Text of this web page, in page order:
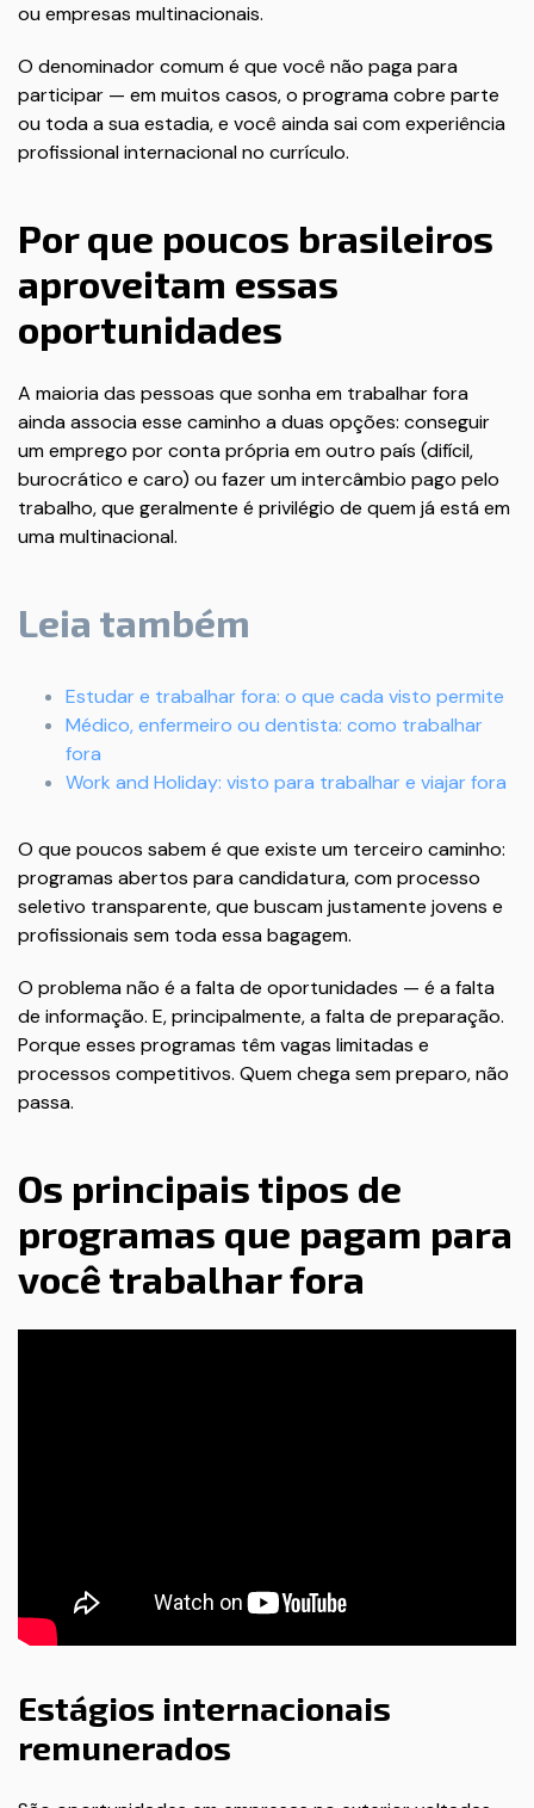
ou empresas multinacionais.
O denominador comum é que você não paga para
participar — em muitos casos, o programa cobre parte
ou toda a sua estadia, e você ainda sai com experiência
profissional internacional no currículo.
Por que poucos brasileiros
aproveitam essas
oportunidades
A maioria das pessoas que sonha em trabalhar fora
ainda associa esse caminho a duas opções: conseguir
um emprego por conta própria em outro país (difícil,
burocrático e caro) ou fazer um intercâmbio pago pelo
trabalho, que geralmente é privilégio de quem já está em
uma multinacional.
Leia também
Estudar e trabalhar fora: o que cada visto permite
Médico, enfermeiro ou dentista: como trabalhar
fora
Work and Holiday: visto para trabalhar e viajar fora
O que poucos sabem é que existe um terceiro caminho:
programas abertos para candidatura, com processo
seletivo transparente, que buscam justamente jovens e
profissionais sem toda essa bagagem.
O problema não é a falta de oportunidades — é a falta
de informação. E, principalmente, a falta de preparação.
Porque esses programas têm vagas limitadas e
processos competitivos. Quem chega sem preparo, não
passa.
Os principais tipos de
programas que pagam para
você trabalhar fora
Estágios internacionais
remunerados